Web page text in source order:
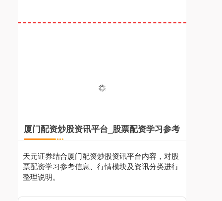
厦门配资炒股资讯平台_股票配资学习参考
天元证券结合厦门配资炒股资讯平台内容，对股
票配资学习参考信息、行情模块及资讯分类进行
整理说明。